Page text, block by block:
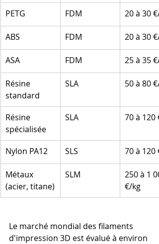
PETG FDM 20 à 30 €/
ABS FDM 20 à 30 €/
ASA FDM 25 à 35 €/
Résine
standard
SLA 50 à 80 €/L
Résine
spécialisée
SLA 70 à 120
Nylon PA12 SLS 70 à 120
Métaux
(acier, titane)
SLM
250 à 1
€/kg
Le marché mondial des filaments
d'impression 3D est évalué à environ